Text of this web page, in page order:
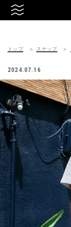
トップ スナップ
2024.07.16